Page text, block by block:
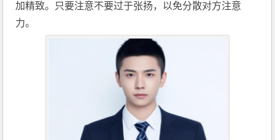
加精致。只要注意不要过于张扬，以免分散对方注意
力。